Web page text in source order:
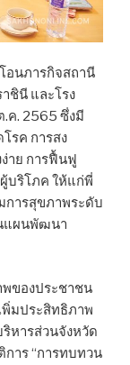
อนภารกิจสถานี
ชินี และโรง
.ค. 2565 ซึ่งมี
รค การสง
าย การฟื้นฟู
บริโภค ให้แก่พี่
ารสุขภาพระดับ
แผนพัฒนา
ของประชาชน
พิ่มประสิทธิภาพ
หารส่วนจังหวัด
าร “การทบทวน